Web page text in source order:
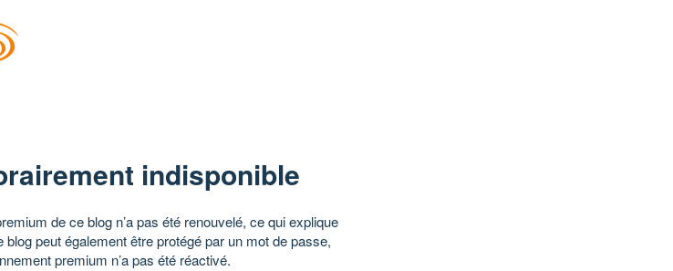
indisponible
de ce blog n’a pas été renouvelé, ce qui explique
peut également être protégé par un mot de passe,
premium n’a pas été réactivé.